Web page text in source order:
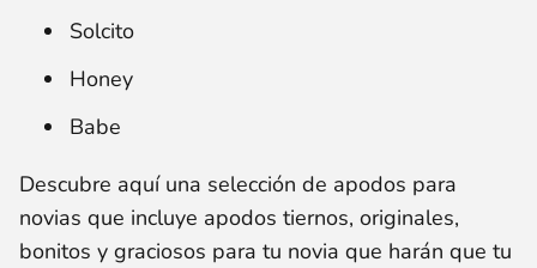
Solcito
Honey
Babe
Descubre aquí una selección de apodos para
novias que incluye apodos tiernos, originales,
bonitos y graciosos para tu novia que harán que tu